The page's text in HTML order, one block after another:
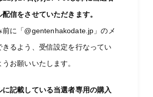
信をさせていただきます。
に「@gentenhakodate.jp」のメ
きるよう、受信設定を行なってい
お願いいたします。
記載している当選者専用の購入